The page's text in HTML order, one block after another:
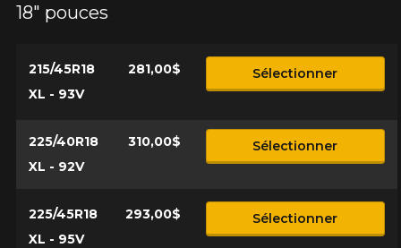
18" pouces
215/45R18
XL - 93V
281,00$ Sélectionner
225/40R18
XL - 92V
310,00$ Sélectionner
225/45R18
XL - 95V
293,00$ Sélectionner